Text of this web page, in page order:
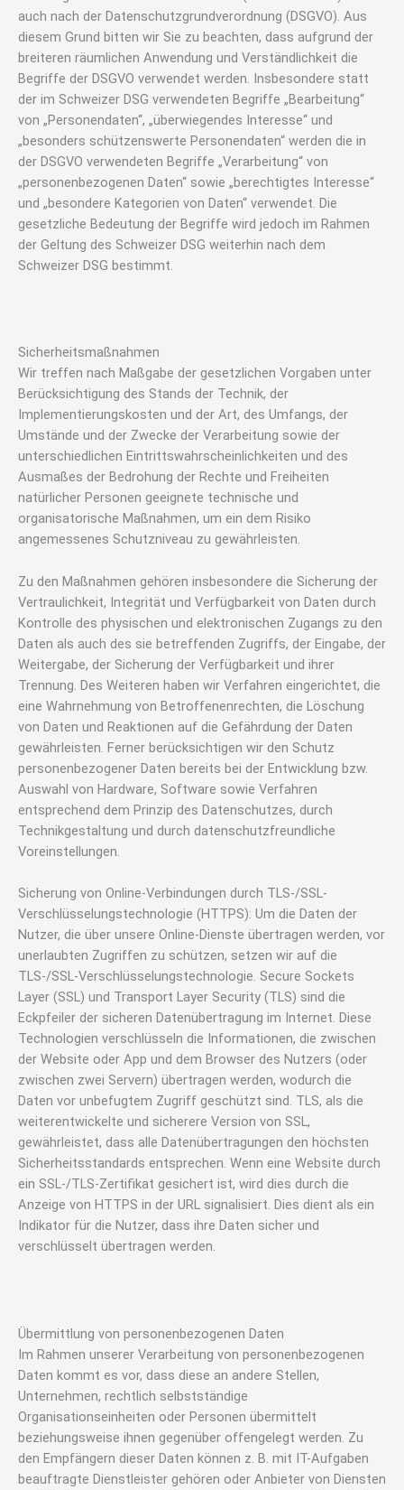
auch nach der Datenschutzgrundverordnung (DSGVO). Aus
diesem Grund bitten wir Sie zu beachten, dass aufgrund der
breiteren räumlichen Anwendung und Verständlichkeit die
Begriffe der DSGVO verwendet werden. Insbesondere statt
der im Schweizer DSG verwendeten Begriffe „Bearbeitung“
von „Personendaten“, „überwiegendes Interesse“ und
„besonders schützenswerte Personendaten“ werden die in
der DSGVO verwendeten Begriffe „Verarbeitung“ von
„personenbezogenen Daten“ sowie „berechtigtes Interesse“
und „besondere Kategorien von Daten“ verwendet. Die
gesetzliche Bedeutung der Begriffe wird jedoch im Rahmen
der Geltung des Schweizer DSG weiterhin nach dem
Schweizer DSG bestimmt.
Sicherheitsmaßnahmen
Wir treffen nach Maßgabe der gesetzlichen Vorgaben unter
Berücksichtigung des Stands der Technik, der
Implementierungskosten und der Art, des Umfangs, der
Umstände und der Zwecke der Verarbeitung sowie der
unterschiedlichen Eintrittswahrscheinlichkeiten und des
Ausmaßes der Bedrohung der Rechte und Freiheiten
natürlicher Personen geeignete technische und
organisatorische Maßnahmen, um ein dem Risiko
angemessenes Schutzniveau zu gewährleisten.
Zu den Maßnahmen gehören insbesondere die Sicherung der
Vertraulichkeit, Integrität und Verfügbarkeit von Daten durch
Kontrolle des physischen und elektronischen Zugangs zu den
Daten als auch des sie betreffenden Zugriffs, der Eingabe, der
Weitergabe, der Sicherung der Verfügbarkeit und ihrer
Trennung. Des Weiteren haben wir Verfahren eingerichtet, die
eine Wahrnehmung von Betroffenenrechten, die Löschung
von Daten und Reaktionen auf die Gefährdung der Daten
gewährleisten. Ferner berücksichtigen wir den Schutz
personenbezogener Daten bereits bei der Entwicklung bzw.
Auswahl von Hardware, Software sowie Verfahren
entsprechend dem Prinzip des Datenschutzes, durch
Technikgestaltung und durch datenschutzfreundliche
Voreinstellungen.
Sicherung von Online-Verbindungen durch TLS-/SSL-
Verschlüsselungstechnologie (HTTPS): Um die Daten der
Nutzer, die über unsere Online-Dienste übertragen werden, vor
unerlaubten Zugriffen zu schützen, setzen wir auf die
TLS-/SSL-Verschlüsselungstechnologie. Secure Sockets
Layer (SSL) und Transport Layer Security (TLS) sind die
Eckpfeiler der sicheren Datenübertragung im Internet. Diese
Technologien verschlüsseln die Informationen, die zwischen
der Website oder App und dem Browser des Nutzers (oder
zwischen zwei Servern) übertragen werden, wodurch die
Daten vor unbefugtem Zugriff geschützt sind. TLS, als die
weiterentwickelte und sicherere Version von SSL,
gewährleistet, dass alle Datenübertragungen den höchsten
Sicherheitsstandards entsprechen. Wenn eine Website durch
ein SSL-/TLS-Zertifikat gesichert ist, wird dies durch die
Anzeige von HTTPS in der URL signalisiert. Dies dient als ein
Indikator für die Nutzer, dass ihre Daten sicher und
verschlüsselt übertragen werden.
Übermittlung von personenbezogenen Daten
Im Rahmen unserer Verarbeitung von personenbezogenen
Daten kommt es vor, dass diese an andere Stellen,
Unternehmen, rechtlich selbstständige
Organisationseinheiten oder Personen übermittelt
beziehungsweise ihnen gegenüber offengelegt werden. Zu
den Empfängern dieser Daten können z. B. mit IT-Aufgaben
beauftragte Dienstleister gehören oder Anbieter von Diensten